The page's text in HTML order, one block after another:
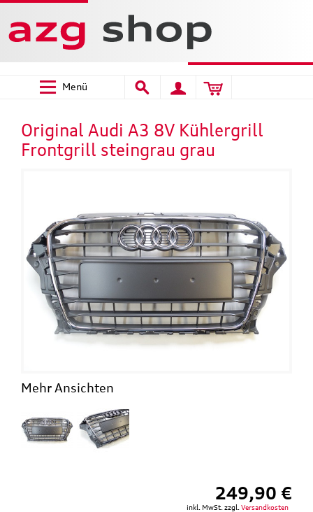
Menü
Original Audi A3 8V Kühlergrill
Frontgrill steingrau grau
Mehr Ansichten
249,90 €
inkl. MwSt. zzgl. Versandkosten